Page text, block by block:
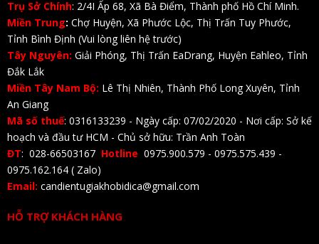
Trụ Sở Chính: 2/4I Ấp 68, Xã Bà Điểm, Thành phố Hồ Chí Minh.
Miền Trung: Chợ Huyện, Xã Phước Lộc, Thị Trấn Tuy Phước,
Tỉnh Bình Định (Vui lòng liên hệ trước)
Tây Nguyên: Giải Phóng, Thị Trấn EaDrang, Huyện Eahleo, Tỉnh
Đắk Lắk
Miền Tây Nam Bộ: Lê Thị Nhiên, Thành Phố Long Xuyên, Tỉnh
An Giang
Mã số thuế: 0316133239 - Ngày cấp: 07/02/2020 - Nơi cấp: Sở kế
hoạch và đầu tư HCM - Chủ sở hữu: Trần Anh Toàn
ĐT: 028-66503167 Hotline 0975.900.579 - 0975.575.439 -
0975.162.164 ( Zalo)
Email: candientugiakhobidica@gmail.com
HỖ TRỢ KHÁCH HÀNG